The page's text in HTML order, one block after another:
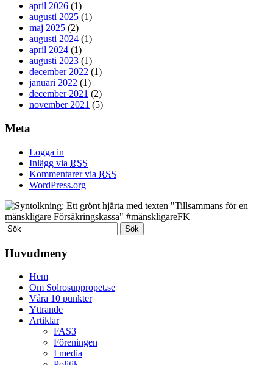
april 2026 (1)
augusti 2025 (1)
maj 2025 (2)
augusti 2024 (1)
april 2024 (1)
augusti 2023 (1)
december 2022 (1)
januari 2022 (1)
december 2021 (2)
november 2021 (5)
Meta
Logga in
Inlägg via RSS
Kommentarer via RSS
WordPress.org
Huvudmeny
Hem
Om Solrosuppropet.se
Våra 10 punkter
Yttrande
Artiklar
FAS3
Föreningen
I media